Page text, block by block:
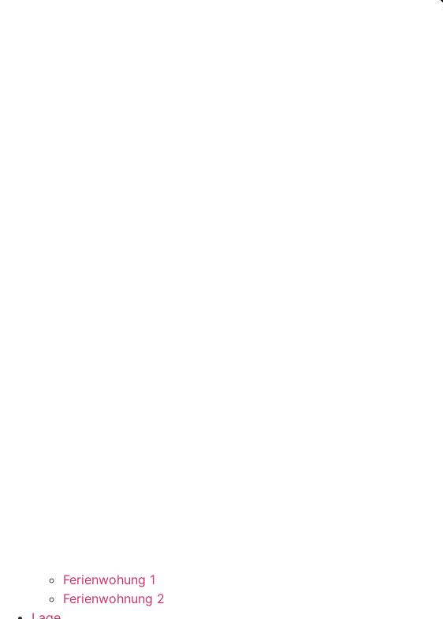
Ferienwohung 1
Ferienwohnung 2